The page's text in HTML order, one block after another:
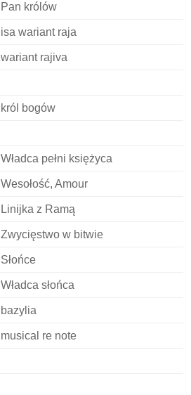
Pan królów
isa wariant raja
wariant rajiva
król bogów
Władca pełni księżyca
Wesołość, Amour
Linijka z Ramą
Zwycięstwo w bitwie
Słońce
Władca słońca
bazylia
musical re note